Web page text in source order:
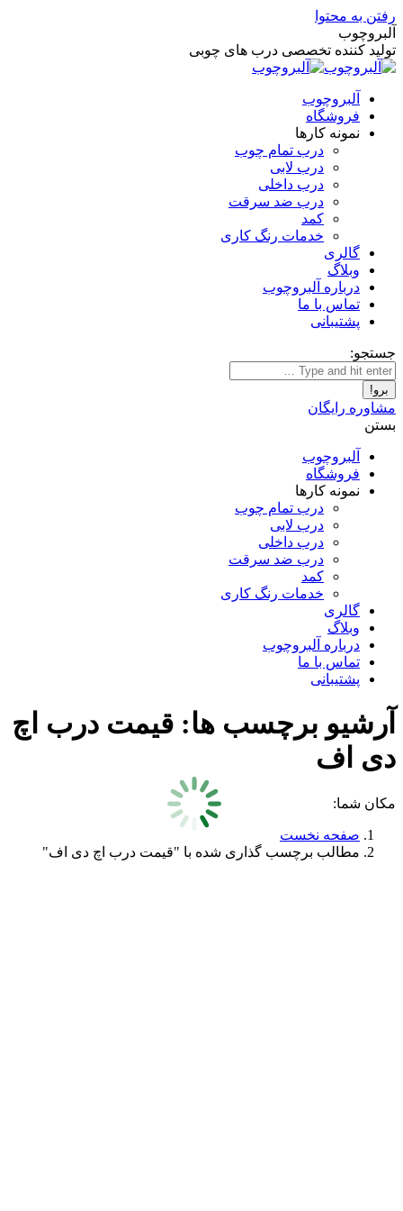
رفتن به محتوا
آلبروچوب
تولید کننده تخصصی درب های چوبی
آلبروچوب
فروشگاه
نمونه کارها
درب تمام چوب
درب لابی
درب داخلی
درب ضد سرقت
کمد
خدمات رنگ کاری
گالری
وبلاگ
درباره آلبروچوب
تماس با ما
پشتیبانی
جستجو:
مشاوره رایگان
بستن
آلبروچوب
فروشگاه
نمونه کارها
درب تمام چوب
درب لابی
درب داخلی
درب ضد سرقت
کمد
خدمات رنگ کاری
گالری
وبلاگ
درباره آلبروچوب
تماس با ما
پشتیبانی
آرشیو برچسب ها: قیمت درب اچ
دی اف
مکان شما:
صفحه نخست
مطالب برچسب گذاری شده با "قیمت درب اچ دی اف"